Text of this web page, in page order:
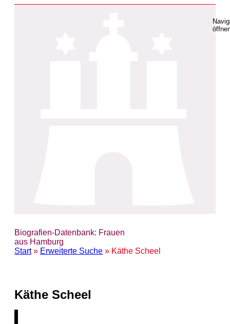
Biografien-Datenbank: Frauen
aus Hamburg
Start» Erweiterte Suche » Käthe Scheel
Käthe Scheel